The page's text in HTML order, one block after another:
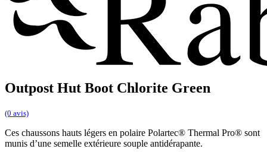
Outpost Hut Boot Chlorite Green
(0 avis)
Ces chaussons hauts légers en polaire Polartec® Thermal Pro® sont
munis d’une semelle extérieure souple antidérapante.